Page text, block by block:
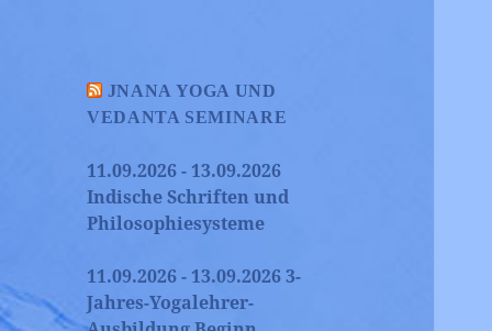
JNANA YOGA UND
VEDANTA SEMINARE
11.09.2026 - 13.09.2026
Indische Schriften und
Philosophiesysteme
11.09.2026 - 13.09.2026 3-
Jahres-Yogalehrer-